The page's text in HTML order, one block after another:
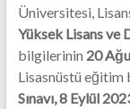
Üniversitesi,
Yüksek Lisans ve
bilgilerinin 20
Lisasnüstü eğitim
Sınavı,8 Eylül